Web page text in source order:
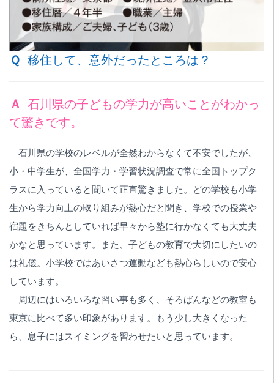
Ｑ 移住して、意外だったところは？
Ａ
石川県の子どもの学力が高いことがわかっ
て驚きです。
石川県の学校のレベルが全然わからなくて不安でしたが、
小・中学生が、全国学力・学習状況調査で常に全国トップク
ラスに入っていると聞いて正直驚きました。どの学校も小学
生から学力向上の取り組みが熱心だと聞き、学校での授業や
宿題をきちんとしていれば早々から塾に行かなくても大丈夫
かなと思っています。また、子どもの教育で大切にしたいの
は礼儀。小学校ではあいさつ運動なども熱心らしいので安心
しています。
周辺にはいろいろな習い事も多く、そろばんなどの教室も
東京に比べて多い印象があります。もう少し大きくなった
ら、息子にはスイミングを習わせたいと思っています。